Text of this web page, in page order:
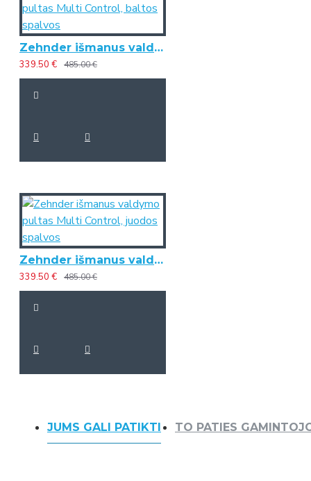
Zehnder išmanus valdymo pultas Multi Control, baltos spalvos
339.50 € 485.00 €
Zehnder išmanus valdymo pultas Multi Control, juodos spalvos
339.50 € 485.00 €
JUMS GALI PATIKTI TO PATIES